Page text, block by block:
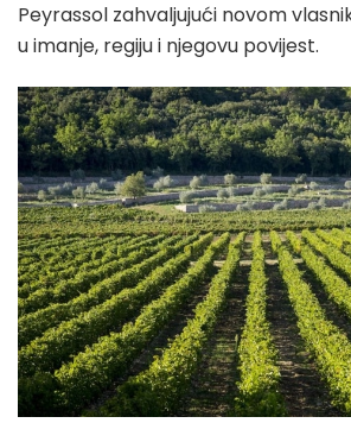
Peyrassol zahvaljujući novom
u imanje, regiju i njegovu povijest.